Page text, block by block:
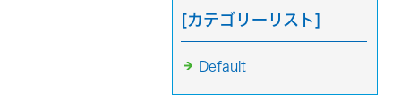
[カテゴリーリスト]
Default